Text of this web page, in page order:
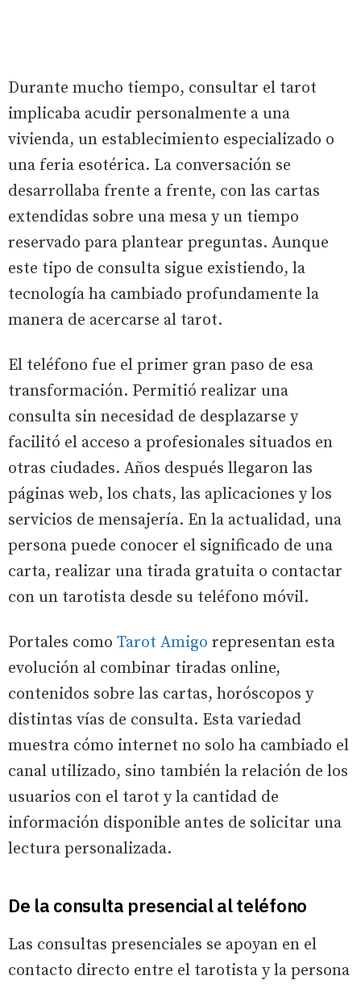
Durante mucho tiempo, consultar el tarot
implicaba acudir personalmente a una
vivienda, un establecimiento especializado o
una feria esotérica. La conversación se
desarrollaba frente a frente, con las cartas
extendidas sobre una mesa y un tiempo
reservado para plantear preguntas. Aunque
este tipo de consulta sigue existiendo, la
tecnología ha cambiado profundamente la
manera de acercarse al tarot.
El teléfono fue el primer gran paso de esa
transformación. Permitió realizar una
consulta sin necesidad de desplazarse y
facilitó el acceso a profesionales situados en
otras ciudades. Años después llegaron las
páginas web, los chats, las aplicaciones y los
servicios de mensajería. En la actualidad, una
persona puede conocer el significado de una
carta, realizar una tirada gratuita o contactar
con un tarotista desde su teléfono móvil.
Portales como Tarot Amigo representan esta
evolución al combinar tiradas online,
contenidos sobre las cartas, horóscopos y
distintas vías de consulta. Esta variedad
muestra cómo internet no solo ha cambiado el
canal utilizado, sino también la relación de los
usuarios con el tarot y la cantidad de
información disponible antes de solicitar una
lectura personalizada.
De la consulta presencial al teléfono
Las consultas presenciales se apoyan en el
contacto directo entre el tarotista y la persona